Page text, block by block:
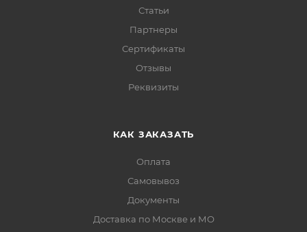
Статьи
Партнеры
Сертификаты
Отзывы
Реквизиты
КАК ЗАКАЗАТЬ
Оплата
Самовывоз
Документы
Доставка по Москве и МО